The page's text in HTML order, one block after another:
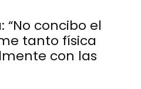
“No concibo el
tanto física
con las